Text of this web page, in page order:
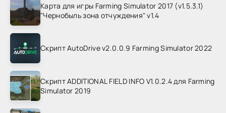
Карта для игры Farming Simulator 2017 (v1.5.3.1)
"Чернобыль зона отчуждения" v1.4
Скрипт AutoDrive v2.0.0.9 Farming Simulator 2022
Скрипт ADDITIONAL FIELD INFO V1.0.2.4 для Farming
Simulator 2019